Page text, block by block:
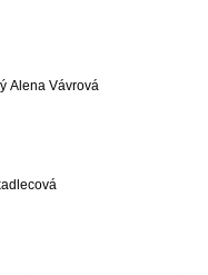
Alena Vávrová